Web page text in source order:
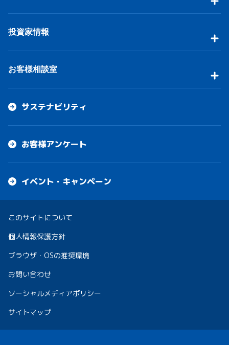
投資家情報
お客様相談室
サステナビリティ
お客様アンケート
イベント・キャンペーン
このサイトについて
個人情報保護方針
ブラウザ・OSの推奨環境
お問い合わせ
ソーシャルメディアポリシー
サイトマップ